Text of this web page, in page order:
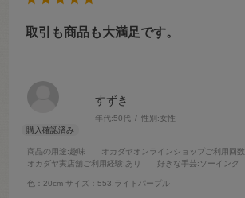
すずき
年代:50代 性別:女性
商品の用途:趣味 オカダヤオンラインショップご利用回数
オカダヤ実店舗ご利用経験:あり 好きな手芸:ソーイング
色：20cm サイズ：553.ライトパープル
取引も商品も大満足です。